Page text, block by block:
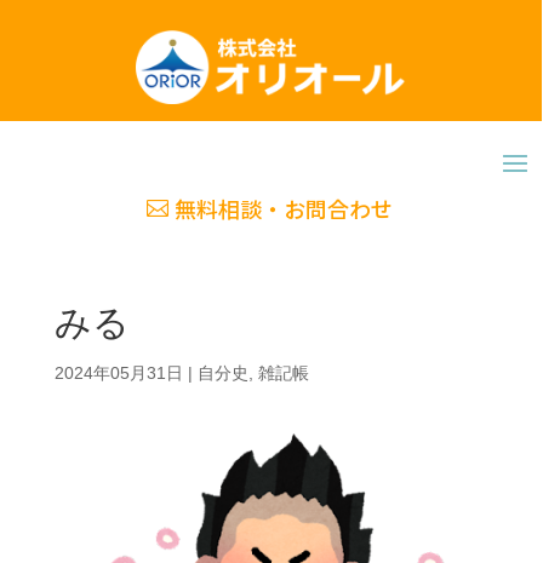
無料相談・お問合わせ
みる
2024年05月31日 | 自分史 雑記帳